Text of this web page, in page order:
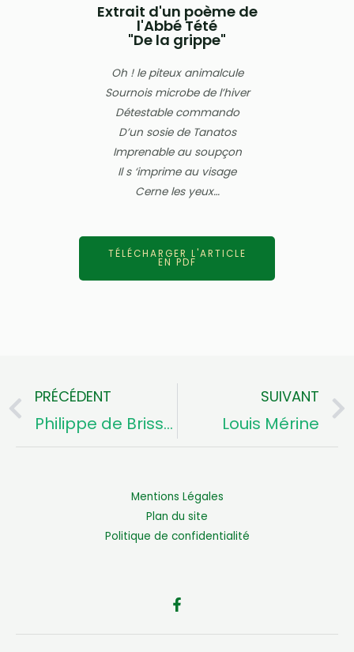
Extrait d'un poème de
l'Abbé Tété
"De la grippe"
Oh ! le piteux animalcule
Sournois microbe de l’hiver
Détestable commando
D’un sosie de Tanatos
Imprenable au soupçon
Il s ‘imprime au visage
Cerne les yeux…
TÉLÉCHARGER L'ARTICLE
EN PDF
Précédent
PRÉCÉDENT
Philippe de Brissac
SUIVANT
Louis Mérine
Mentions Légales
Plan du site
Politique de confidentialité